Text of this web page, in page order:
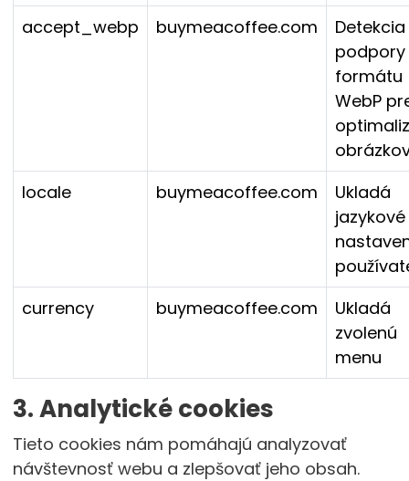
accept_webp
buymeacoffee.com
Detekcia
podpory
formátu
WebP
locale
buymeacoffee.com
Ukladá
jazykové
currency
buymeacoffee.com
Ukladá
zvolenú
menu
3. Analytické cookies
Tieto cookies nám pomáhajú analyzovať
návštevnosť webu a zlepšovať jeho obsah.